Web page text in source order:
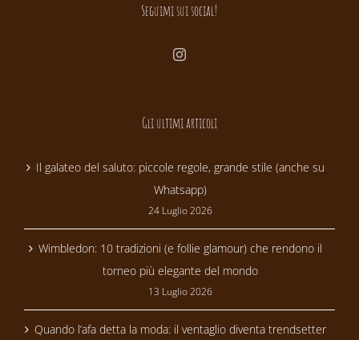
Seguimi sui social!
Gli ultimi articoli
Il galateo del saluto: piccole regole, grande stile (anche su
Whatsapp)
24 Luglio 2026
Wimbledon: 10 tradizioni (e follie glamour) che rendono il
torneo più elegante del mondo
13 Luglio 2026
Quando l’afa detta la moda: il ventaglio diventa trendsetter